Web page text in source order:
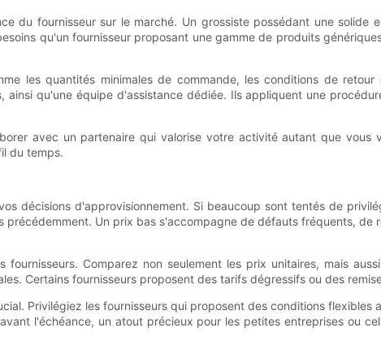
du fournisseur sur le marché. Un grossiste possédant une
qu'un fournisseur proposant une gamme de produits
les quantités minimales de commande, les conditions de
qu'une équipe d'assistance dédiée. Ils appliquent une
avec un partenaire qui valorise votre activité autant que vous
du temps.
décisions d'approvisionnement. Si beaucoup sont tentés de
Un prix bas s'accompagne de défauts fréquents,
fournisseurs. Comparez non seulement les prix unitaires, mais
Certains fournisseurs proposent des tarifs dégressifs ou des
Privilégiez les fournisseurs qui proposent des conditions flexibles
l'échéance, un atout précieux pour les petites entreprises ou